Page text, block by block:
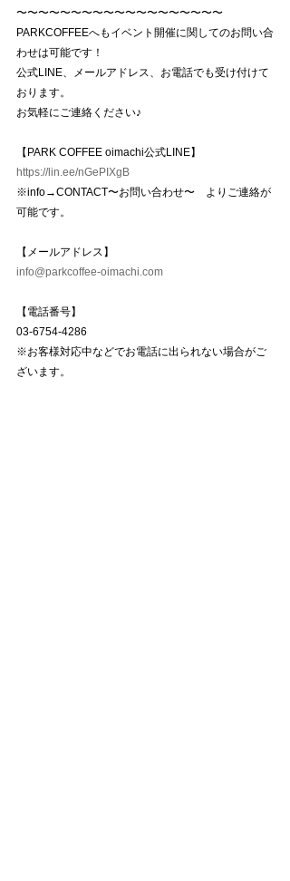
〜〜〜〜〜〜〜〜〜〜〜〜〜〜〜〜〜〜〜
PARKCOFFEEへもイベント開催に関してのお問い合
わせは可能です！
公式LINE、メールアドレス、お電話でも受け付けて
おります。
お気軽にご連絡ください♪
【PARK COFFEE oimachi公式LINE】
https://lin.ee/nGePIXgB
※info→CONTACT〜お問い合わせ〜　よりご連絡が
可能です。
【メールアドレス】
info@parkcoffee-oimachi.com
【電話番号】
03-6754-4286
※お客様対応中などでお電話に出られない場合がご
ざいます。